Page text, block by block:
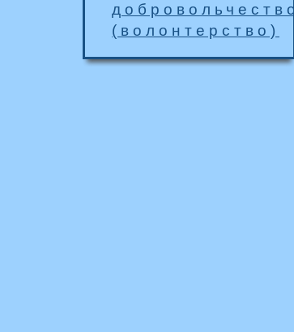
добровольчество
(волонтерство)